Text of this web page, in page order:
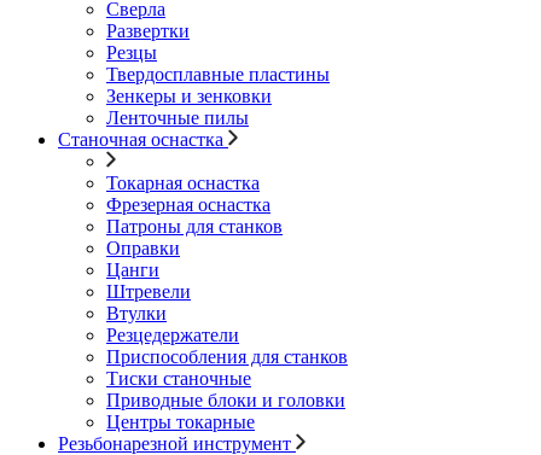
Сверла
Развертки
Резцы
Твердосплавные пластины
Зенкеры и зенковки
Ленточные пилы
Станочная оснастка
Токарная оснастка
Фрезерная оснастка
Патроны для станков
Оправки
Цанги
Штревели
Втулки
Резцедержатели
Приспособления для станков
Тиски станочные
Приводные блоки и головки
Центры токарные
Резьбонарезной инструмент